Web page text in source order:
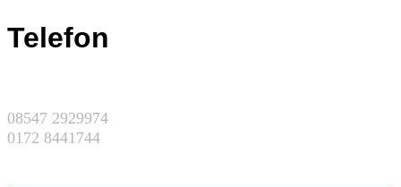
Telefon
08547 2929974
0172 8441744